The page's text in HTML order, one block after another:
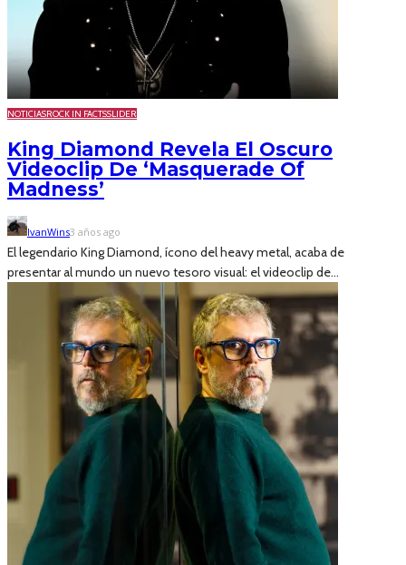
NOTICIASROCK IN FACTSSLIDER
King Diamond Revela El Oscuro
Videoclip De ‘Masquerade Of
Madness’
IvanWins3 años ago
El legendario King Diamond, ícono del heavy metal, acaba de
presentar al mundo un nuevo tesoro visual: el videoclip de...